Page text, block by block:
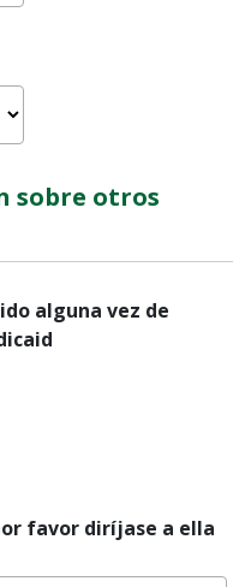
sobre otros
alguna vez de
favor diríjase a ella